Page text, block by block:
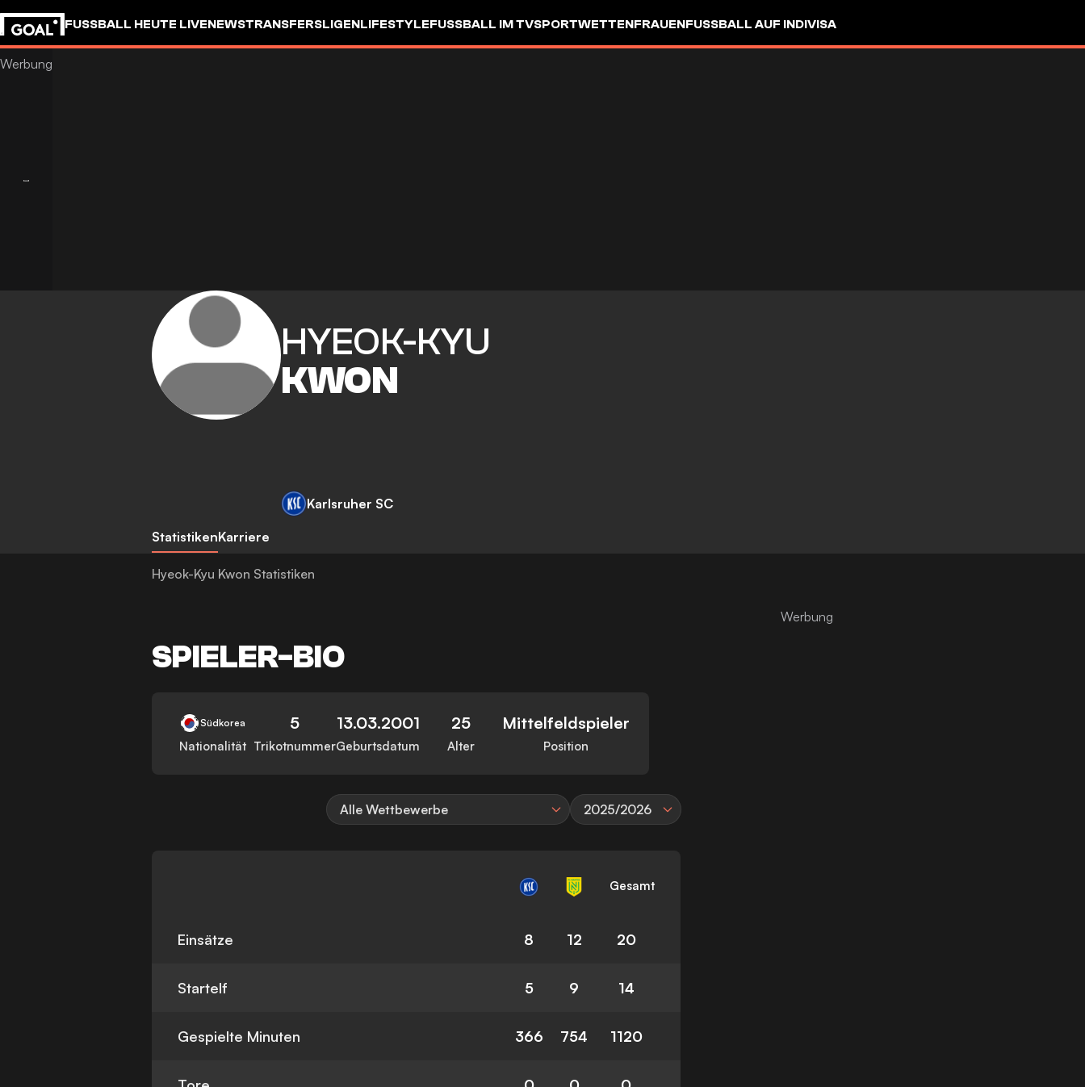
FUSSBALL HEUTE LIVENEWSTRANSFERSLIGENLIFESTYLEFUSSBALL IM TV SPORTWETTENFRAUENFUSSBALL AUF INDIVISA
HYEOK-KYU
KWON
Karlsruher SC
StatistikenKarriere
Hyeok-Kyu Kwon Statistiken
SPIELER-BIO
Südkorea
Nationalität
5
Trikotnummer
13.03.2001
Geburtsdatum
25
Alter
Mittelfeldspieler
Position
Alle Wettbewerbe 2025/2026
Gesamt
Einsätze 8 12 20
Startelf 5 9 14
Gespielte Minuten 366 754 1120